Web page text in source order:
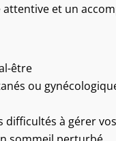
attentive et un
être
ou
difficultés à gérer